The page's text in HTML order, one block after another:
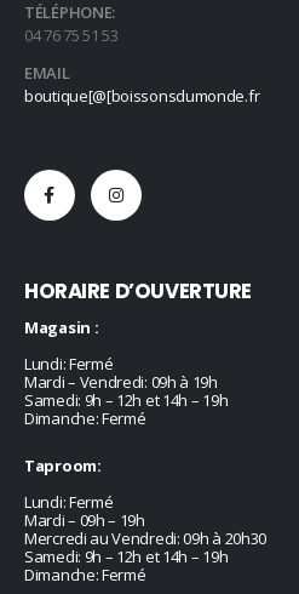
TÉLÉPHONE:
04 76 75 51 53
EMAIL
boutique[@[boissonsdumonde.fr
HORAIRE D’OUVERTURE
Magasin :
Lundi: Fermé
Mardi – Vendredi: 09h à 19h
Samedi: 9h – 12h et 14h – 19h
Dimanche: Fermé
Taproom:
Lundi: Fermé
Mardi – 09h – 19h
Mercredi au Vendredi: 09h à 20h30
Samedi: 9h – 12h et 14h – 19h
Dimanche: Fermé